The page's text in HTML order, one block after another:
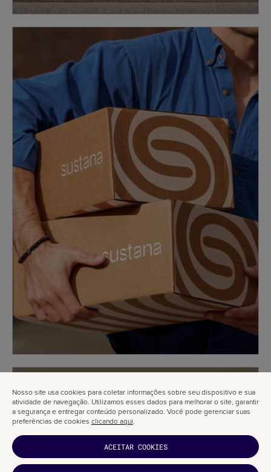
Nosso site usa cookies para coletar informações sobre seu dispositivo e sua
atividade de navegação. Utilizamos esses dados para melhorar o site, garantir
a segurança e entregar conteúdo personalizado. Você pode gerenciar suas
preferências de cookies clicando aqui.
ACEITAR COOKIES